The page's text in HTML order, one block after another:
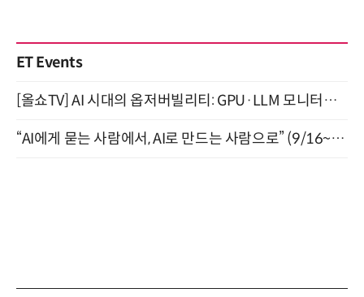
ET Events
[올쇼TV] AI 시대의 옵저버빌리티: GPU·LLM 모니터링부터 AI 기반 장애 대응까지 (8/11 생방송)
“AI에게 묻는 사람에서, AI로 만드는 사람으로” (9/16~17)